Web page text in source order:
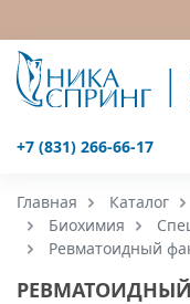
+7 (831) 266-66-17
Главная Каталог
Биохимия
Ревматоидный